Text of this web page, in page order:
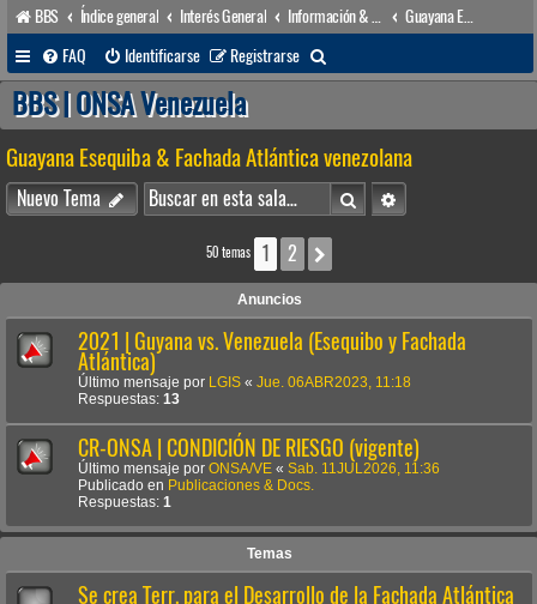
BBS Índice general Interés General
Guayana Esequiba & Fachada Atlántica venezolana
FAQ
Identificarse Registrarse
u
c
a
r
BBS | ONSA Venezuela
Guayana Esequiba & Fachada Atlántica venezolana
Nuevo Tema BuscarBúsqueda avanzada
50 temas 1 2
Anuncios
2021 | Guyana vs. Venezuela (Esequibo y Fachada
Atlántica)
Último mensaje por LGIS « Jue. 06ABR2023, 11:18
Respuestas: 13
CR-ONSA | CONDICIÓN DE RIESGO (vigente)
Último mensaje por ONSA/VE « Sab. 11JUL2026, 11:36
Publicado en Publicaciones & Docs.
Respuestas: 1
Temas
Se crea Terr. para el Desarrollo de la Fachada Atlántica